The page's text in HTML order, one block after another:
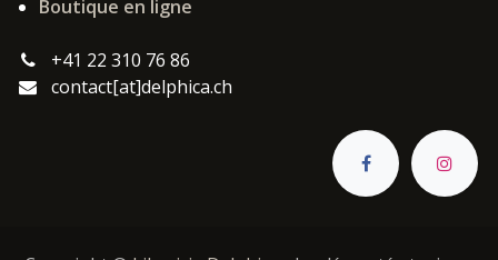
Boutique en ligne
+41 22 310 76 86
contact[at]delphica.ch